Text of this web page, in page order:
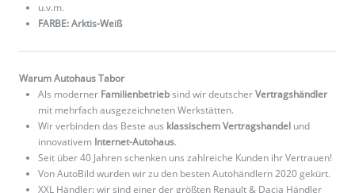
u.v.m.
FARBE: Arktis-Weiß
Warum Autohaus Tabor
Als moderner Familienbetriebsind wir deutscherVertragshändler
mit mehrfach ausgezeichneten Werkstätten.
Wir verbinden das Beste aus klassischem Vertragshandel und
innovativem Internet-Autohaus.
Seit über 40 Jahren schenken uns zahlreiche Kunden ihr Vertrauen!
Von AutoBild wurden wir zu den besten Autohändlern 2020 gekürt.
XXL Händler: wir sind einer der größten Renault & Dacia Händler